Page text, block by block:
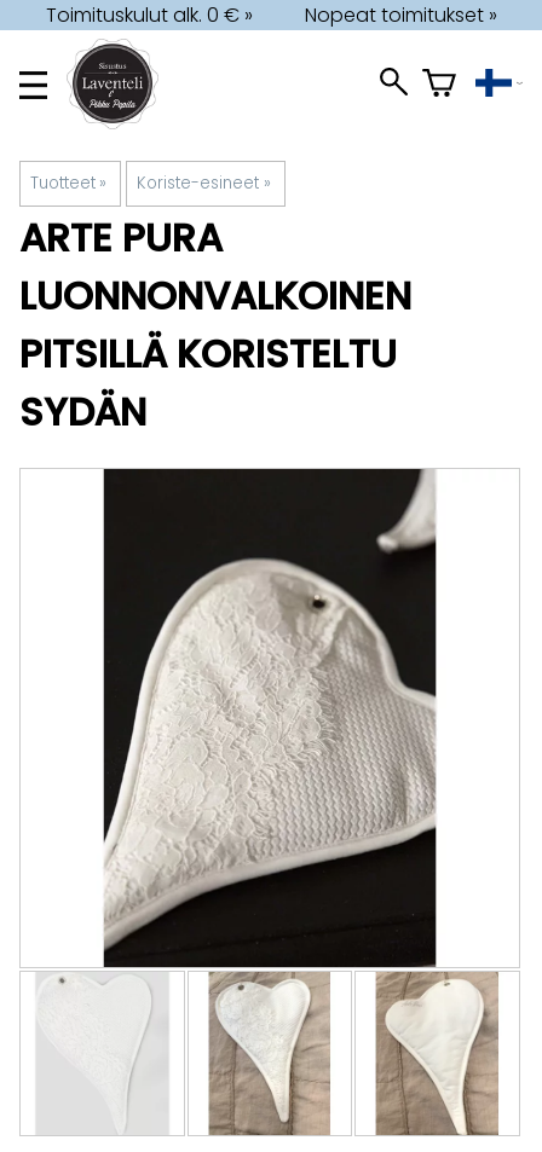
Toimituskulut alk. 0 € » Nopeat toimitukset »
Tuotteet ‪» Koriste-esineet ‪»
ARTE PURA
LUONNONVALKOINEN
PITSILLÄ KORISTELTU
SYDÄN